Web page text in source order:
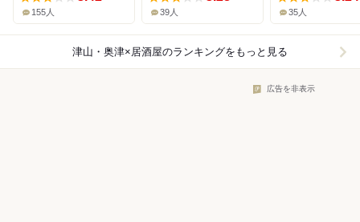
155人 39人 35人
津山・奥津×居酒屋のランキングをもっと見る
広告を非表示